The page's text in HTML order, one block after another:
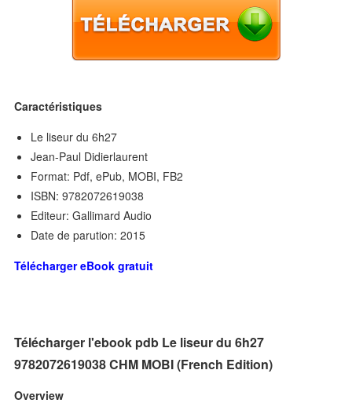
Caractéristiques
Le liseur du 6h27
Jean-Paul Didierlaurent
Format: Pdf, ePub, MOBI, FB2
ISBN: 9782072619038
Editeur: Gallimard Audio
Date de parution: 2015
Télécharger eBook gratuit
Télécharger l'ebook pdb Le liseur du 6h27
9782072619038 CHM MOBI (French Edition)
Overview